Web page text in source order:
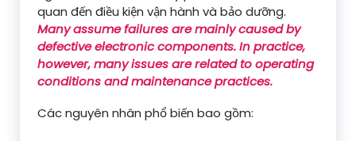
quan đến điều kiện vận hành và bảo dưỡng.
Many assume failures are mainly caused by
defective electronic components. In practice,
however, many issues are related to operating
conditions and maintenance practices.
Các nguyên nhân phổ biến bao gồm: